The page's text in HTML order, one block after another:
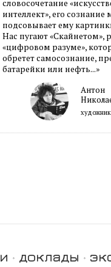
словосочетание
интеллект», его сознание
подсовывает ему
Нас пугают «Скайнетом»,
«цифровом разуме»,
обретет самосознание,
батарейки или нефть...»
Антон
доклады